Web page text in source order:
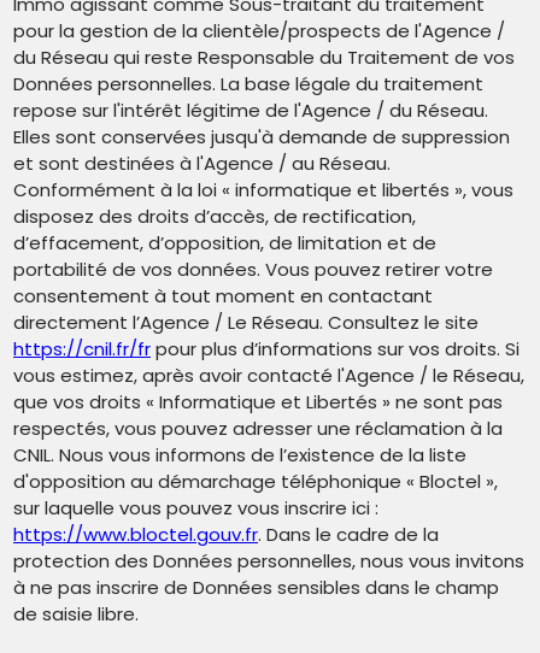
pour la gestion de la clientèle/prospects de l'Agence /
du Réseau qui reste Responsable du Traitement de vos
Données personnelles. La base légale du traitement
repose sur l'intérêt légitime de l'Agence / du Réseau.
Elles sont conservées jusqu'à demande de suppression
et sont destinées à l'Agence / au Réseau.
Conformément à la loi « informatique et libertés », vous
disposez des droits d’accès, de rectification,
d’effacement, d’opposition, de limitation et de
portabilité de vos données. Vous pouvez retirer votre
consentement à tout moment en contactant
directement l’Agence / Le Réseau. Consultez le site
https://cnil.fr/frpour plus d’informations sur vos droits. Si
vous estimez, après avoir contacté l'Agence / le Réseau,
que vos droits « Informatique et Libertés » ne sont pas
respectés, vous pouvez adresser une réclamation à la
CNIL. Nous vous informons de l’existence de la liste
d'opposition au démarchage téléphonique « Bloctel »,
sur laquelle vous pouvez vous inscrire ici :
https://www.bloctel.gouv.fr. Dans le cadre de la
protection des Données personnelles, nous vous invitons
à ne pas inscrire de Données sensibles dans le champ
de saisie libre.